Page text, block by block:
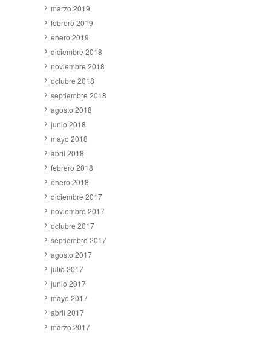
marzo 2019
febrero 2019
enero 2019
diciembre 2018
noviembre 2018
octubre 2018
septiembre 2018
agosto 2018
junio 2018
mayo 2018
abril 2018
febrero 2018
enero 2018
diciembre 2017
noviembre 2017
octubre 2017
septiembre 2017
agosto 2017
julio 2017
junio 2017
mayo 2017
abril 2017
marzo 2017